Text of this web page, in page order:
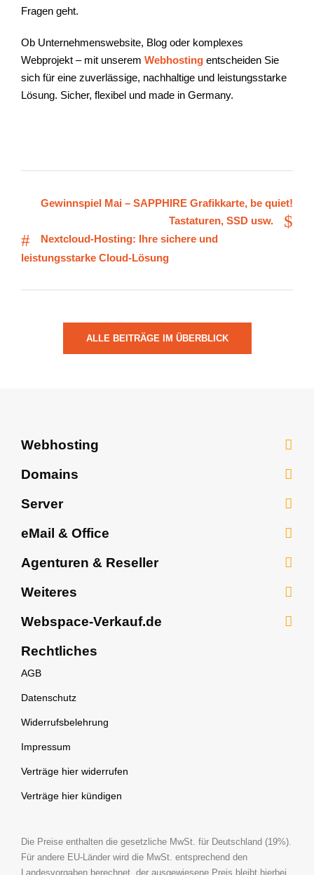
Fragen geht.
Ob Unternehmenswebsite, Blog oder komplexes
Webprojekt – mit unserem Webhosting entscheiden Sie
sich für eine zuverlässige, nachhaltige und leistungsstarke
Lösung. Sicher, flexibel und made in Germany.
Gewinnspiel Mai – SAPPHIRE Grafikkarte, be quiet!
Tastaturen, SSD usw.
Nextcloud-Hosting: Ihre sichere und
leistungsstarke Cloud-Lösung
ALLE BEITRÄGE IM ÜBERBLICK
Webhosting
Webhosting
Homepage-Baukasten KI
Shop-Hosting
Webhosting für Schüler
Nextcloud Hosting
Domains
Server
vServer Linux
Windows Terminal Server
eMail & Office
eMail Umzug
eMail Archivierung
Agenturen & Reseller
Webhosting für Agenturen
Weiteres
SSL-Zertifikate
Webspace-Verkauf.de
Über uns
News
Support
Partnerprogramm
Auszeichnungen
Referenzen
Glossar
Videos & Content
Rechtliches
AGB
Datenschutz
Widerrufsbelehrung
Impressum
Verträge hier widerrufen
Verträge hier kündigen
Die Preise enthalten die gesetzliche MwSt. für Deutschland (19%).
Für andere EU-Länder wird die MwSt. entsprechend den
Landesvorgaben berechnet, der ausgewiesene Preis bleibt hierbei